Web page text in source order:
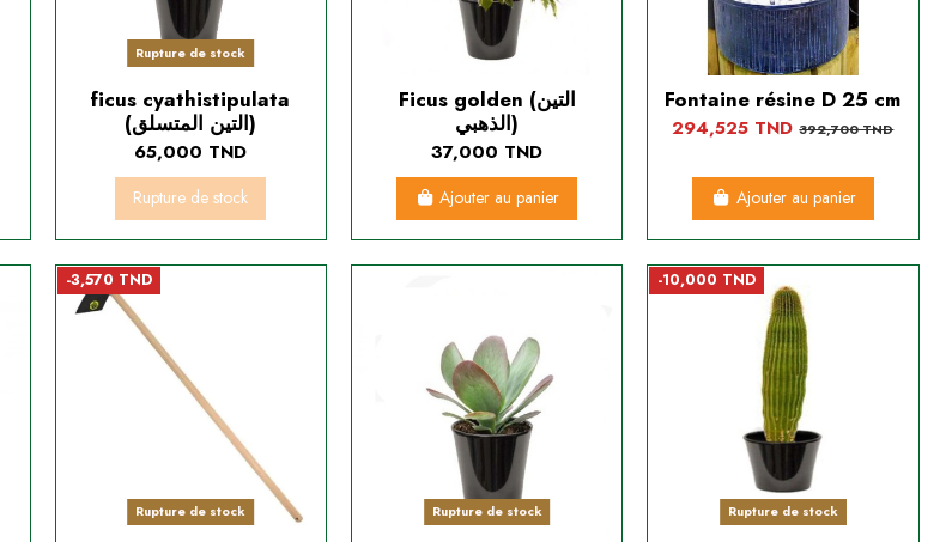
Rupture de stock
ficus cyathistipulata
(التين المتسلق)
65,000 TND
Rupture de stock
Ficus golden (التين
الذهبي)
37,000 TND
Ajouter au panier
Fontaine résine D 25 cm
294,525 TND392,700 TND
Ajouter au panier
-3,570 TND
Rupture de stock Rupture de stock
-10,000 TND
Rupture de stock